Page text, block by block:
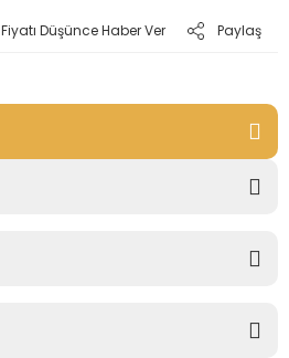
Fiyatı Düşünce Haber Ver Paylaş